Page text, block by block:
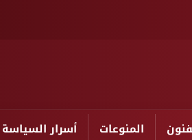
المنوعات أسرار السياسة